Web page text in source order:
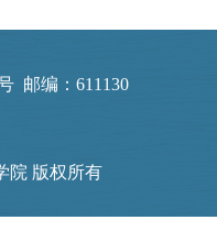
邮编：611130
院 版权所有